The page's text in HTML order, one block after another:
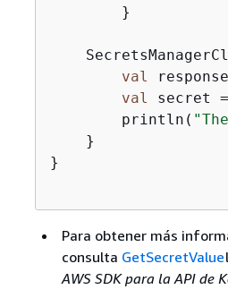
        }
val
val
secret
        println(
    }
}
Para obtener más
consulta GetSecretValue
AWS SDK para la API de